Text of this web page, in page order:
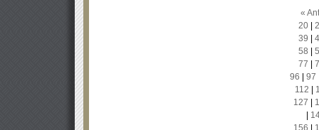
«
20|
39
58
77
96
97
112
127
156